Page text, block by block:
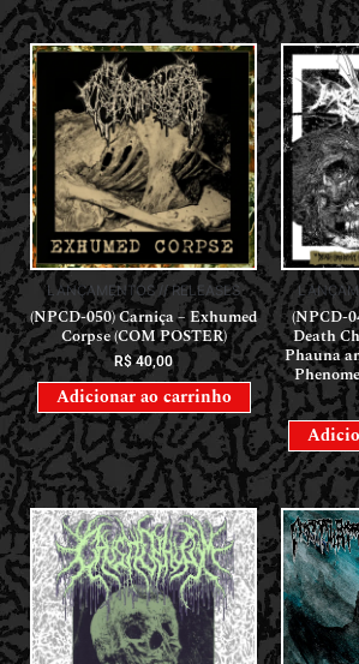
LANÇAMENTOS // RELEASES
(NPCD-050) Carniça – Exhumed
Corpse (COM POSTER)
R$40,00
Adicionar ao carrinho
(NPCD-
Death
Phauna